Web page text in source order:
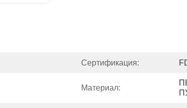
Сертификация:
Материал: